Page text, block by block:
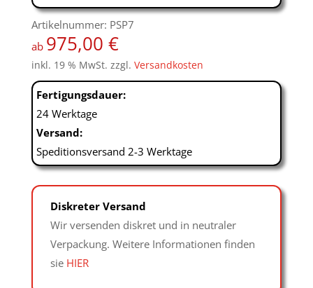
Artikelnummer: PSP7
ab 975,00 €
inkl. 19 % MwSt. zzgl. Versandkosten
Fertigungsdauer:
24 Werktage
Versand:
Speditionsversand 2-3 Werktage
Diskreter Versand
Wir versenden diskret und in neutraler
Verpackung. Weitere Informationen finden
sie HIER